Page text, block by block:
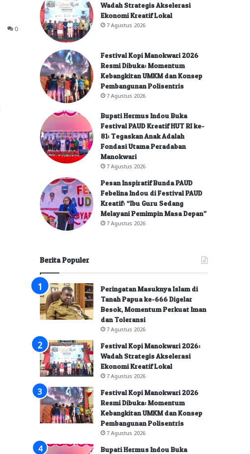
0
Wadah Strategis Akselerasi
Ekonomi Kreatif Lokal
7 Agustus 2026
Festival Kopi Manokwari 2026
Resmi Dibuka: Momentum
Kebangkitan UMKM dan Konsep
Pembangunan Polisentris
7 Agustus 2026
Bupati Hermus Indou Buka
Festival PAUD Kreatif HUT RI ke-
81: Tegaskan Anak Adalah
Fondasi Utama Peradaban
Manokwari
7 Agustus 2026
Pesan Inspiratif Bunda PAUD
Febelina Indou di Festival PAUD
Kreatif: “Ibu Guru Sedang
Melayani Pemimpin Masa Depan”
7 Agustus 2026
Berita Populer
Peringatan Masuknya Islam di
Tanah Papua ke-666 Digelar
Besok, Momentum Perkuat Iman
dan Toleransi
7 Agustus 2026
Festival Kopi Manokwari 2026:
Wadah Strategis Akselerasi
Ekonomi Kreatif Lokal
7 Agustus 2026
Festival Kopi Manokwari 2026
Resmi Dibuka: Momentum
Kebangkitan UMKM dan Konsep
Pembangunan Polisentris
7 Agustus 2026
Bupati Hermus Indou Buka